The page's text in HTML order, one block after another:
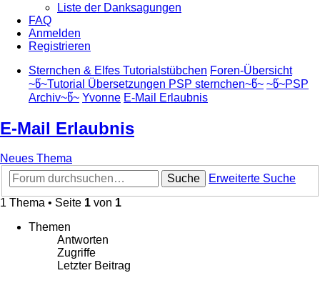
Liste der Danksagungen
FAQ
Anmelden
Registrieren
Sternchen & Elfes Tutorialstübchen Foren-Übersicht
~წ~Tutorial Übersetzungen PSP sternchen~წ~ ~წ~PSP
Archiv~წ~ Yvonne E-Mail Erlaubnis
E-Mail Erlaubnis
Neues Thema
Suche
Erweiterte Suche
1 Thema • Seite 1 von 1
Themen
Antworten
Zugriffe
Letzter Beitrag